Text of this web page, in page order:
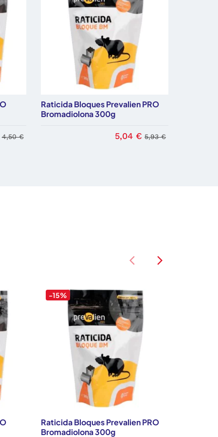
4,50 €
Raticida Bloques Prevalien PRO
Bromadiolona 300g
5,04 € 5,93 €
Raticida Bloques Prevalien PRO
Bromadiolona 300g
-15%
arrow_back_ios arrow_back_ios